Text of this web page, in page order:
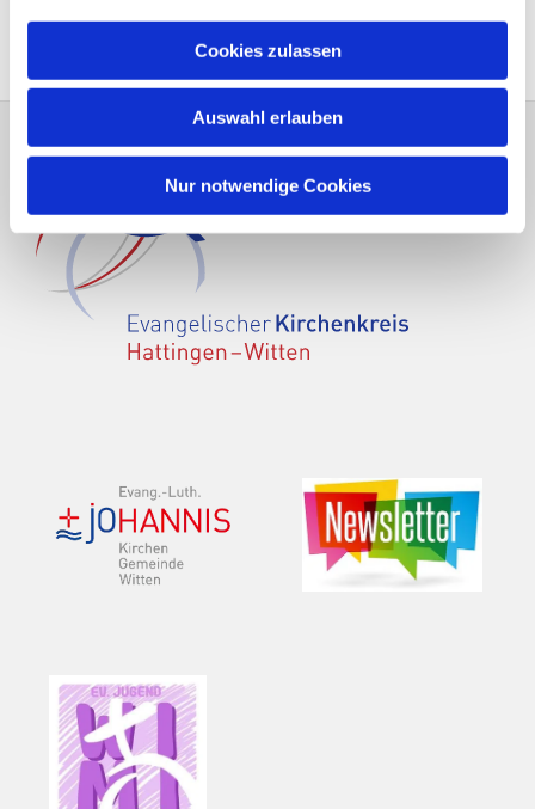
Cookies zulassen
Auswahl erlauben
Nur notwendige Cookies